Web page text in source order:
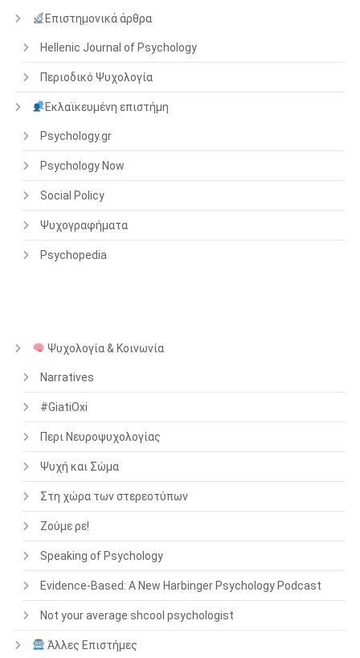
Επιστημονικά άρθρα
Hellenic Journal of Psychology
Περιοδικό Ψυχολογία
Εκλαϊκευμένη επιστήμη
Psychology.gr
Psychology Now
Social Policy
Ψυχογραφήματα
Psychopedia
Ψυχολογία & Κοινωνία
Narratives
#GiatiOxi
Περι Νευροψυχολογίας
Ψυχή και Σώμα
Στη χώρα των στερεοτύπων
Ζούμε ρε!
Speaking of Psychology
Evidence-Based: A New Harbinger Psychology Podcast
Not your average shcool psychologist
Άλλες Επιστήμες